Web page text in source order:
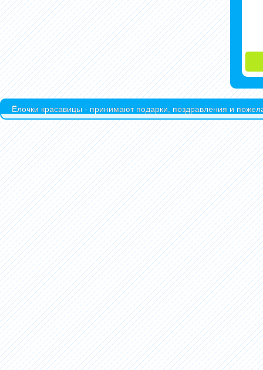
Ёлочки красавицы - принимают подарки, поздравления и